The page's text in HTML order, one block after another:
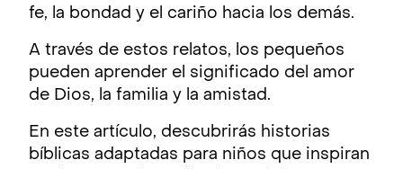
fe, la bondad y el cariño hacia los demás.
A través de estos relatos, los pequeños
pueden aprender el significado del amor
de Dios, la familia y la amistad.
En este artículo, descubrirás historias
bíblicas adaptadas para niños que inspiran